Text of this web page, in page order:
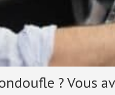
? Vous